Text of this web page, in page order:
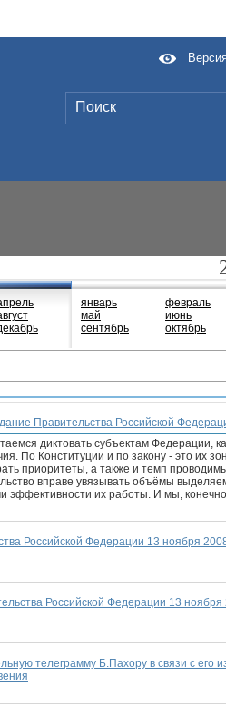
январь
май
сентябрь
февраль
июнь
октябрь
Правительства Российской
диктовать субъектам Федерации,
По Конституции и по закону - это их
приоритеты, а также и темп
вправе увязывать объёмы
эффективности их работы. И мы,
Российской Федерации 13 ноября
Российской Федерации 13 ноября
телеграмму Б.Пахору в связи с его